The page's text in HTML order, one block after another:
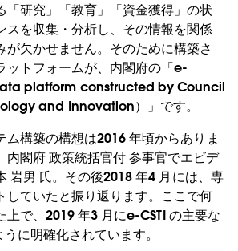
「研究」「教育」「資金獲得」の状
スを収集・分析し、その情報を関係
が欠かせません。そのために構築さ
ットフォームが、内閣府の「e-
platform constructed by Council
and Innovation）」です。
ム構築の構想は2016 年頃からありま
内閣府 政策統括官付 参事官でエビデ
岩男 氏。その後2018 年4 月には、専
していたと振り返ります。ここで何
上で、2019 年3 月にe-CSTI の主要な
に明確化されています。